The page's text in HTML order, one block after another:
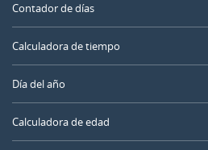
Contador de días
Calculadora de tiempo
Día del año
Calculadora de edad